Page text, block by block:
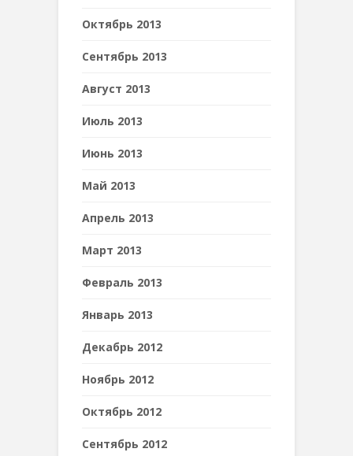
Октябрь 2013
Сентябрь 2013
Август 2013
Июль 2013
Июнь 2013
Май 2013
Апрель 2013
Март 2013
Февраль 2013
Январь 2013
Декабрь 2012
Ноябрь 2012
Октябрь 2012
Сентябрь 2012